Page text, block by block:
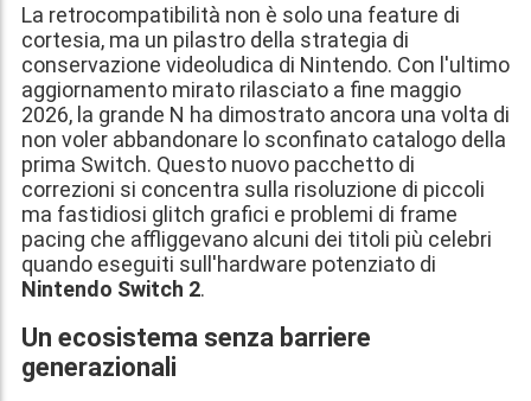
La retrocompatibilità non è solo una feature di
cortesia, ma un pilastro della strategia di
conservazione videoludica di Nintendo. Con l'ultimo
aggiornamento mirato rilasciato a fine maggio
2026, la grande N ha dimostrato ancora una volta di
non voler abbandonare lo sconfinato catalogo della
prima Switch. Questo nuovo pacchetto di
correzioni si concentra sulla risoluzione di piccoli
ma fastidiosi glitch grafici e problemi di frame
pacing che affliggevano alcuni dei titoli più celebri
quando eseguiti sull'hardware potenziato di
Nintendo Switch 2.
Un ecosistema senza barriere
generazionali